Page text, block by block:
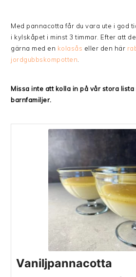
Med pannacotta får du vara ute i god
i kylskåpet i minst 3 timmar. Efter att
gärna med en kolasås eller den här
jordgubbskompotten.
Missa inte att kolla in på vår stora lista
barnfamiljer.
Vaniljpannacotta